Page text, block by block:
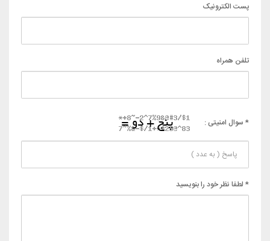
پست الکترونیک
تلفن همراه
* سوال امنیتی :
* لطفا نظر خود را بنویسید